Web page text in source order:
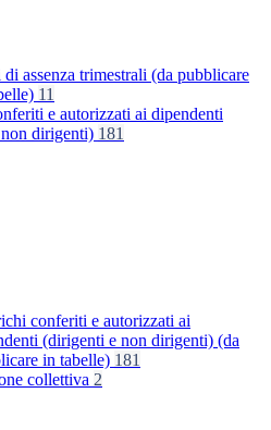
di assenza trimestrali (da pubblicare
11
e autorizzati ai dipendenti
dirigenti) 181
conferiti e autorizzati ai
(dirigenti e non dirigenti) (da
in tabelle) 181
collettiva 2